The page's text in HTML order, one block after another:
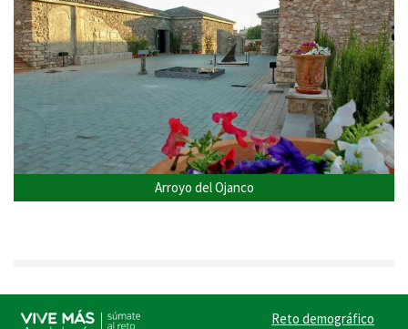
Arroyo del Ojanco
Reto demográfico